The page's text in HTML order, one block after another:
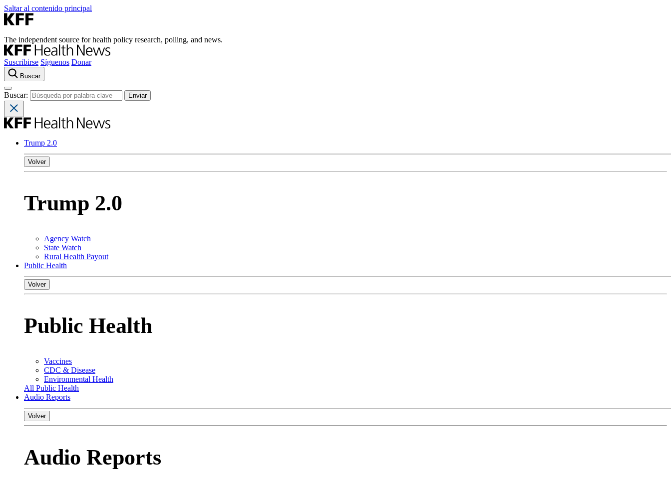
Saltar al contenido principal
The independent source for health policy research, polling, and news.
Suscribirse Síguenos Donar
Buscar
Buscar:
Trump 2.0
Volver
Trump 2.0
Agency Watch
State Watch
Rural Health Payout
Public Health
Volver
Public Health
Vaccines
CDC & Disease
Environmental Health
All Public Health
Audio Reports
Volver
Audio Reports